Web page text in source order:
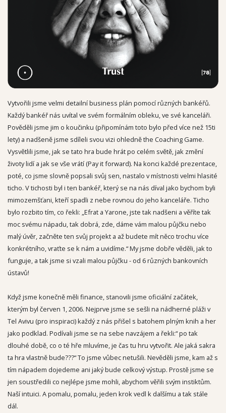
Vytvořili jsme velmi detailní business plán pomocí různých bankéřů.
Každý bankéř nás uvítal ve svém formálním obleku, ve své kanceláři.
Pověděli jsme jim o koučinku (připomínám toto bylo před více než 15ti
lety) a nadšeně jsme sdíleli svou vizi ohledně the Coaching Game.
Vysvětlili jsme, jak se tato hra bude hrát po celém světě, jak změní
životy lidí a jak se vše vrátí (Pay it forward). Na konci každé prezentace,
poté, co jsme slovně popsali svůj sen, nastalo v místnosti velmi hlasité
ticho. V tichosti byl i ten bankéř, který se na nás díval jako bychom byli
mimozemšťani, kteří spadli z nebe rovnou do jeho kanceláře. Ticho
bylo rozbito tím, co řekli: „Efrat a Yarone, jste tak nadšeni a věříte tak
moc svému nápadu, tak dobrá, zde, dáme vám malou půjčku nebo
malý úvěr, začněte ten svůj projekt a až budete mít něco trochu více
konkrétního, vraťte se k nám a uvidíme.“ My jsme dobře věděli, jak to
funguje, a tak jsme si vzali malou půjčku - od 6 různých bankovních
ústavů!
Když jsme konečně měli finance, stanovili jsme oficiální začátek,
kterým byl červen 1, 2006. Nejprve jsme se sešli na nádherné pláži v
Tel Avivu (pro inspiraci) každý z nás přišel s batohem plným knih a her
jako podklad. Podívali jsme se na sebe navzájem a řekli:“ po tak
dlouhé době, co o té hře mluvíme, je čas tu hru vytvořit. Ale jaká sakra
ta hra vlastně bude???“ To jsme vůbec netušili. Nevěděli jsme, kam až s
tím nápadem dojedeme ani jaký bude celkový výstup. Prostě jsme se
jen soustředili co nejlépe jsme mohli, abychom věřili svým instiktům.
Naší intuici. A pomalu, pomalu, jeden krok vedl k dalšímu a tak stále
dál.